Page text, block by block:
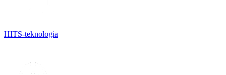
HITS-teknologia